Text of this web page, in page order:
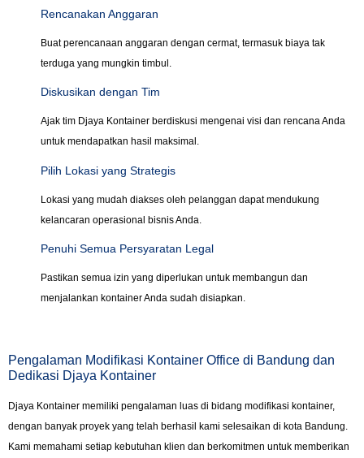
Rencanakan Anggaran
Buat perencanaan anggaran dengan cermat, termasuk biaya tak
terduga yang mungkin timbul.
Diskusikan dengan Tim
Ajak tim Djaya Kontainer berdiskusi mengenai visi dan rencana Anda
untuk mendapatkan hasil maksimal.
Pilih Lokasi yang Strategis
Lokasi yang mudah diakses oleh pelanggan dapat mendukung
kelancaran operasional bisnis Anda.
Penuhi Semua Persyaratan Legal
Pastikan semua izin yang diperlukan untuk membangun dan
menjalankan kontainer Anda sudah disiapkan.
Pengalaman Modifikasi Kontainer Office di Bandung dan
Dedikasi Djaya Kontainer
Djaya Kontainer memiliki pengalaman luas di bidang modifikasi kontainer,
dengan banyak proyek yang telah berhasil kami selesaikan di kota Bandung.
Kami memahami setiap kebutuhan klien dan berkomitmen untuk memberikan